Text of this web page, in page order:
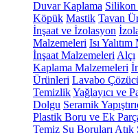
Duvar Kaplama Silikon
Köpük Mastik Tavan
İnşaat ve İzolasyon
Malzemeleri Isı
İnşaat Malzemeleri Alçı
Kaplama Malzemeleri
Ürünleri Lavabo
TemizlikYağlayıcı ve
Dolgu Seramik
Plastik Boru ve Ek
Temiz Su Boruları Atık